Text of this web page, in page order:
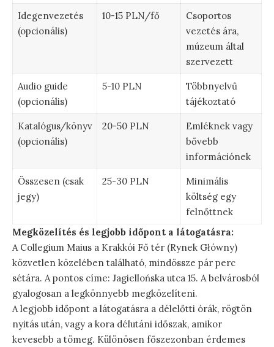
Idegenvezetés
(opcionális)
10-15 PLN/fő
Csoportos
vezetés ára,
múzeum által
szervezett
Audio guide
(opcionális)
5-10 PLN
Többnyelvű
tájékoztató
Katalógus/könyv
(opcionális)
20-50 PLN
Emléknek vagy
bővebb
információnek
Összesen (csak
jegy)
25-30 PLN
Minimális
költség egy
felnőttnek
Megközelítés és legjobb időpont a látogatásra:
A Collegium Maius a Krakkói Fő tér (Rynek Główny)
közvetlen közelében található, mindössze pár perc
sétára. A pontos címe: Jagiellońska utca 15. A belvárosból
gyalogosan a legkönnyebb megközelíteni.
A legjobb időpont a látogatásra a délelőtti órák, rögtön
nyitás után, vagy a kora délutáni időszak, amikor
kevesebb a tömeg. Különösen főszezonban érdemes